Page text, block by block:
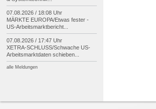
07.08.2026 / 18:08 Uhr
MÄRKTE EUROPA/Etwas fester -
US-Arbeitsmarktbericht...
07.08.2026 / 17:47 Uhr
XETRA-SCHLUSS/Schwache US-
Arbeitsmarktdaten schieben...
alle Meldungen